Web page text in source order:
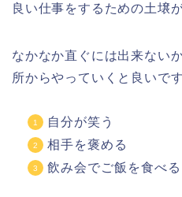
良い仕事をするための土壌
なかなか直ぐには出来ない
所からやっていくと良いです
自分が笑う
相手を褒める
飲み会でご飯を食べる